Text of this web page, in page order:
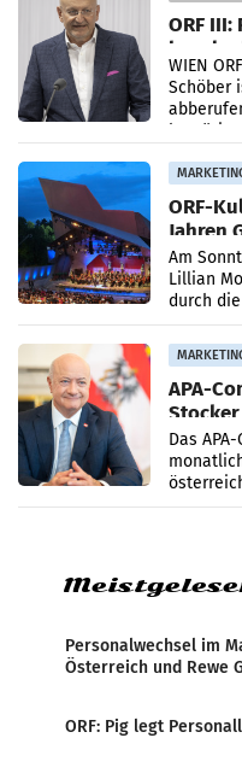
ORF
WIEN
Schöber
ORF-
Jahren
Am
Lillian
durch
startet
APA-
im Juli
Das
Personalwechsel im
Österreich und Rewe
ORF: Pig legt